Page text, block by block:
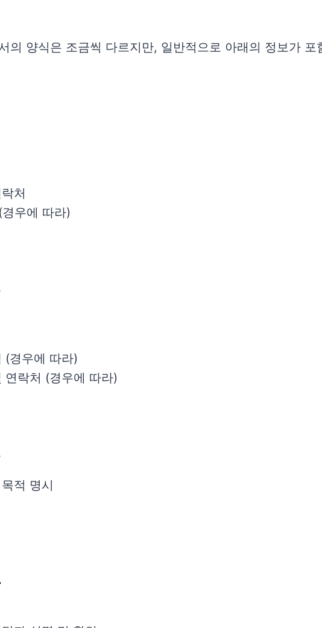
의 양식은 조금씩 다르지만, 일반적으로 아래의 정보가 포
처
우에 따라)
(경우에 따라)
연락처 (경우에 따라)
적 명시